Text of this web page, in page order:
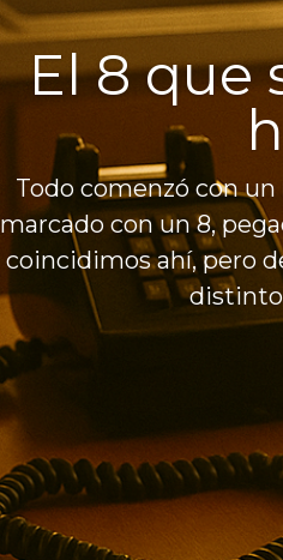
El 8 que
Todo comenzó con
marcado con un 8,
coincidimos ahí, pero